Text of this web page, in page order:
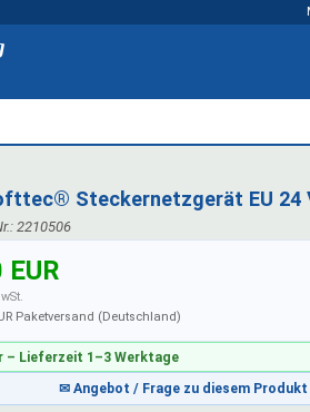
Steckernetzgerät EU 24
2210506
Paketversand (Deutschland)
– Lieferzeit 1–3 Werktage
✉ Angebot / Frage zu diesem Produkt